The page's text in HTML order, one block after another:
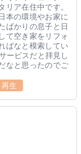
ア在住中です。
本の環境やお家に
ばかりの息子と日
て空き家をリフォ
ばなと模索してい
ービスだと拝見し
なと思ったのでご
再生